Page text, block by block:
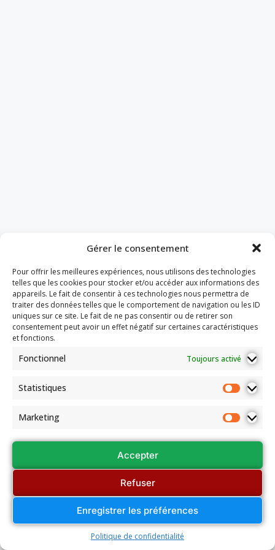
Gérer le consentement
Pour offrir les meilleures expériences, nous utilisons des technologies
telles que les cookies pour stocker et/ou accéder aux informations des
appareils. Le fait de consentir à ces technologies nous permettra de
traiter des données telles que le comportement de navigation ou les ID
uniques sur ce site. Le fait de ne pas consentir ou de retirer son
consentement peut avoir un effet négatif sur certaines caractéristiques
et fonctions.
Fonctionnel Toujours activé
Statistiques
Marketing
Accepter
Refuser
Enregistrer les préférences
Politique de confidentialité